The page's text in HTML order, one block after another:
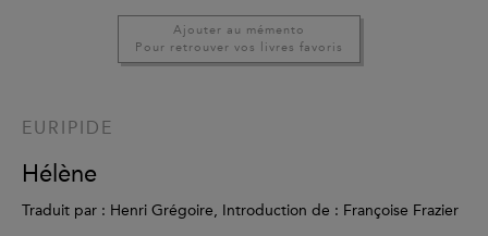
Ajouter au mémento
Pour retrouver vos livres favoris
EURIPIDE
Hélène
Traduit par : Henri Grégoire, Introduction de : Françoise Frazier